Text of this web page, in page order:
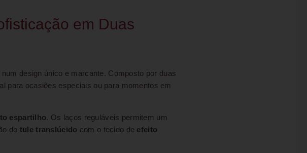
em Duas
num design único e marcante. Composto por duas
para ocasiões especiais ou para momentos em
espartilho. Os laços reguláveis permitem um
do tule translúcido com o tecido de efeito